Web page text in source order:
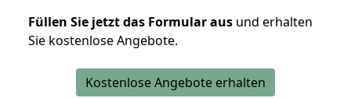
Füllen Sie jetzt das Formular aus und erhalten
Sie kostenlose Angebote.
Kostenlose Angebote erhalten